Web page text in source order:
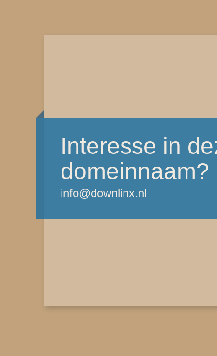
Interesse in
domeinnaam?
info@downlinx.nl